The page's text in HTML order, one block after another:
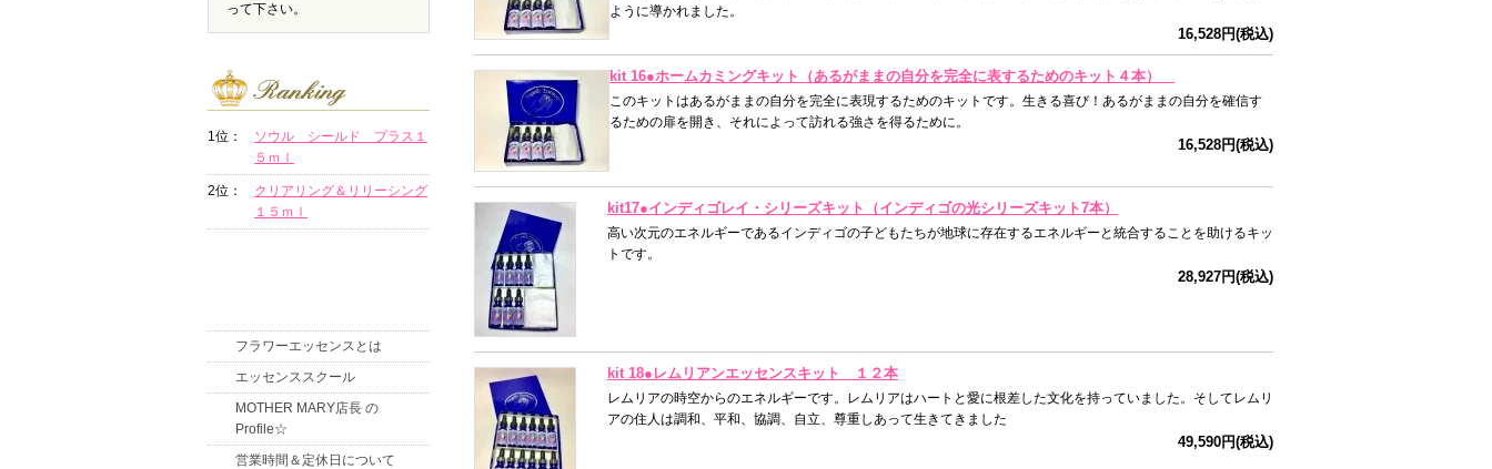
ように導かれました。
16,528円(税込)
kit 16●ホームカミングキット（あるがままの自分を完全に表するためのキット４本）
このキットはあるがままの自分を完全に表現するためのキットです。生きる喜び！あるがままの自分を確信す
るための扉を開き、それによって訪れる強さを得るために。
16,528円(税込)
kit17●インディゴレイ・シリーズキット（インディゴの光シリーズキット7本）
高い次元のエネルギーであるインディゴの子どもたちが地球に存在するエネルギーと統合することを助けるキッ
トです。
28,927円(税込)
kit 18●レムリアンエッセンスキット １２本
レムリアの時空からのエネルギーです。レムリアはハートと愛に根差した文化を持っていました。そしてレムリ
アの住人は調和、平和、協調、自立、尊重しあって生きてきました
49,590円(税込)
って下さい。
1位：
ソウル シールド プラス１
５ｍｌ
2位：
クリアリング＆リリーシング
１５ｍｌ
フラワーエッセンスとは
エッセンススクール
MOTHER MARY店長 の
Profile☆
営業時間＆定休日について